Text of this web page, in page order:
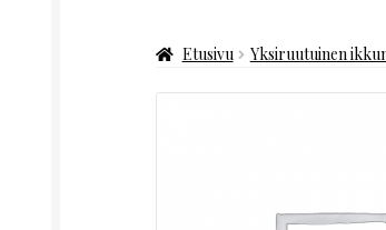
Etusivu Yksiruutuinen